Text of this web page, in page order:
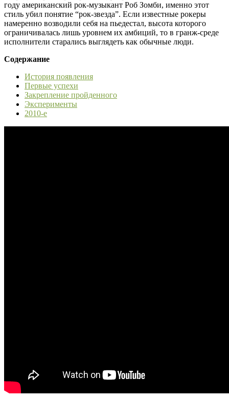
году американский рок-музыкант Роб Зомби, именно этот
стиль убил понятие “рок-звезда”. Если известные рокеры
намеренно возводили себя на пьедестал, высота которого
ограничивалась лишь уровнем их амбиций, то в гранж-среде
исполнители старались выглядеть как обычные люди.
Содержание
История появления
Первые успехи
Закрепление пройденного
Эксперименты
2010-е